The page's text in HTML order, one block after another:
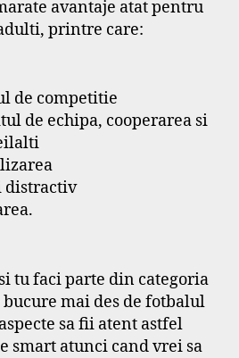
avantaje atat pentru
printre care:
de competitie
de echipa, cooperarea si
distractiv
tu faci parte din categoria
bucure mai des de fotbalul
sa fii atent astfel
smart atunci cand vrei sa